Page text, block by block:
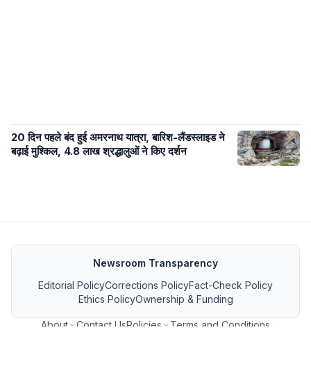
20 दिन पहले बंद हुई अमरनाथ यात्रा, बारिश-लैंडस्लाइड ने
बढ़ाई मुश्किल, 4.8 लाख श्रद्धालुओं ने किए दर्शन
Newsroom Transparency
Editorial PolicyCorrections PolicyFact-Check Policy
Ethics PolicyOwnership & Funding
About Contact UsPolicies
Terms and Conditions